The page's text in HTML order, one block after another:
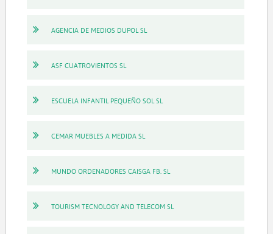
AGENCIA DE MEDIOS DUPOL SL
ASF CUATROVIENTOS SL
ESCUELA INFANTIL PEQUEÑO SOL SL
CEMAR MUEBLES A MEDIDA SL
MUNDO ORDENADORES CAISGA FB. SL
TOURISM TECNOLOGY AND TELECOM SL